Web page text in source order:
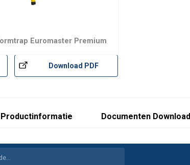
Euromaster Premium
Download PDF
Productinformatie Documenten Download